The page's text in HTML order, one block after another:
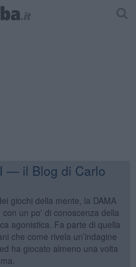
— il Blog di Carlo
giochi della mente, la DAMA
con un po' di conoscenza della
agonistica. Fa parte di quella
che come rivela un’indagine
ha giocato almeno una volta